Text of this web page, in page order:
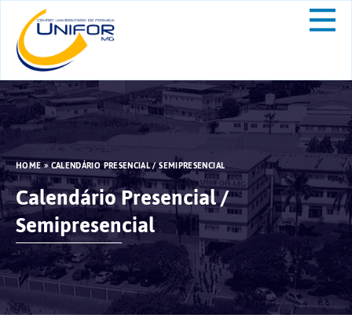
HOME»CALENDÁRIO PRESENCIAL / SEMIPRESENCIAL
Calendário Presencial /
Semipresencial